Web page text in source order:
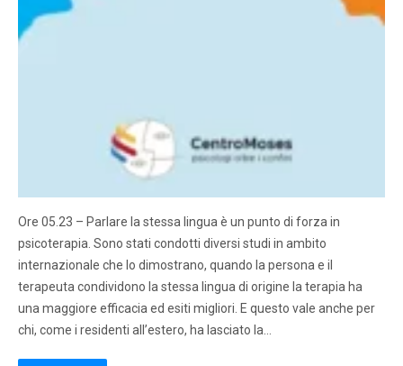
Ore 05.23 – Parlare la stessa lingua è un punto di forza in
psicoterapia. Sono stati condotti diversi studi in ambito
internazionale che lo dimostrano, quando la persona e il
terapeuta condividono la stessa lingua di origine la terapia ha
una maggiore efficacia ed esiti migliori. E questo vale anche per
chi, come i residenti all’estero, ha lasciato la…